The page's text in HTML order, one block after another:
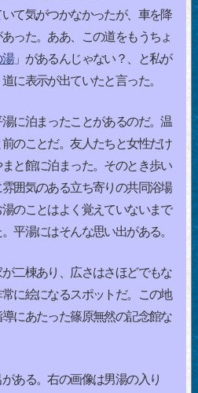
て気がつかなかったが、車を降
った。ああ、この道をもうちょ
湯」があるんじゃない？、と私が
に表示が出ていたと言った。
に泊まったことがあるのだ。温
のことだ。友人たちと女性だけ
と館に泊まった。そのとき歩い
囲気のある立ち寄りの共同浴場
のことはよく覚えていないまで
平湯にはそんな思い出がある。
二棟あり、広さはさほどでもな
に絵になるスポットだ。この地
にあたった篠原無然の記念館な
ある。右の画像は男湯の入り